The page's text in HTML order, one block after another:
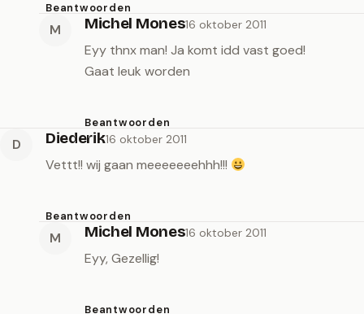
Beantwoorden
M Michel Mones16 oktober 2011
Eyy thnx man! Ja komt idd vast goed!
Gaat leuk worden
Beantwoorden
D Diederik16 oktober 2011
Vettt!! wij gaan meeeeeeehhh!!!
Beantwoorden
M Michel Mones16 oktober 2011
Eyy, Gezellig!
Beantwoorden